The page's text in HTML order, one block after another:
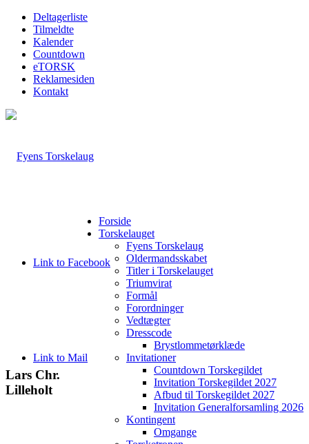
Deltagerliste
Tilmeldte
Kalender
Countdown
eTORSK
Reklamesiden
Kontakt
Link to Facebook
Link to Mail
Forside
Torskelauget
Fyens Torskelaug
Oldermandsskabet
Titler i Torskelauget
Triumvirat
Formål
Forordninger
Vedtægter
Dresscode
Brystlommetørklæde
Invitationer
Countdown Torskegildet
Invitation Torskegildet 2027
Afbud til Torskegildet 2027
Invitation Generalforsamling 2026
Kontingent
Omgange
Lars Chr.
Lilleholt